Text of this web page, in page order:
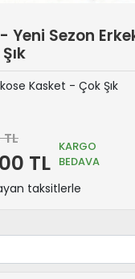
Yeni Sezon
Kasket - Çok Şık
TL
KARGO
BEDAVA
taksitlerle